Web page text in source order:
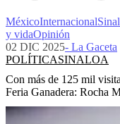
MéxicoInternacional
y vidaOpinión
02 DIC 2025- La Gaceta
POLÍTICASINALOA
Con más de 125 mil
Feria Ganadera: Rocha